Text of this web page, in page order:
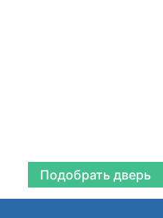
Подобрать дверь